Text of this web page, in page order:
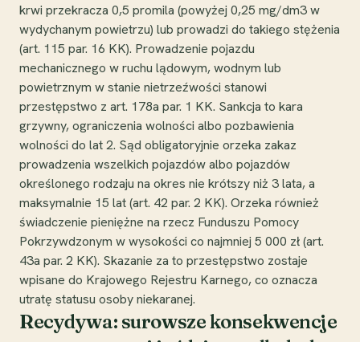
krwi przekracza 0,5 promila (powyżej 0,25 mg/dm3 w
wydychanym powietrzu) lub prowadzi do takiego stężenia
(art. 115 par. 16 KK). Prowadzenie pojazdu
mechanicznego w ruchu lądowym, wodnym lub
powietrznym w stanie nietrzeźwości stanowi
przestępstwo z art. 178a par. 1 KK. Sankcja to kara
grzywny, ograniczenia wolności albo pozbawienia
wolności do lat 2. Sąd obligatoryjnie orzeka zakaz
prowadzenia wszelkich pojazdów albo pojazdów
określonego rodzaju na okres nie krótszy niż 3 lata, a
maksymalnie 15 lat (art. 42 par. 2 KK). Orzeka również
świadczenie pieniężne na rzecz Funduszu Pomocy
Pokrzywdzonym w wysokości co najmniej 5 000 zł (art.
43a par. 2 KK). Skazanie za to przestępstwo zostaje
wpisane do Krajowego Rejestru Karnego, co oznacza
utratę statusu osoby niekaranej.
Recydywa: surowsze konsekwencje